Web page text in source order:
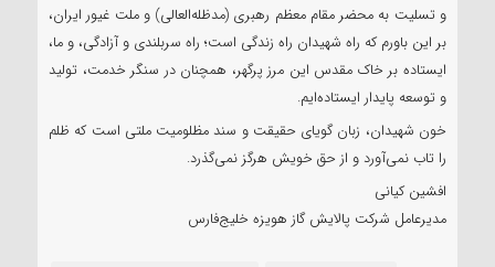
و تسلیت به محضر مقام معظم رهبری (مدظله‌العالی) و ملت غیور ایران،
بر این باورم که راه شهیدان راه زندگی است؛ راه سربلندی و آزادگی، و ما،
ایستاده بر خاک مقدس این مرز پرگهر، همچنان در سنگر خدمت، تولید
و توسعه پایدار ایستاده‌ایم.
خون شهیدان، زبان گویای حقیقت و سند مظلومیت ملتی است که ظلم
را تاب نمی‌آورد و از حق خویش هرگز نمی‌گذرد.
افشین کیانی
مدیرعامل شرکت پالایش گاز هویزه خلیج‌فارس